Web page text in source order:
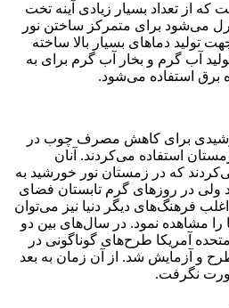
بسیار زیادی آینه تخت
برای متمرکز ساختن نور
بسیار بالا ساخته
و بخار آب گرم برای به
می‌شود.
برای کاهش مصرف چوب در
می‌کردند. آنان
در زمستان نور خورشید به
گرم تابستان فضای
دیگر دنیا نیز می‌توان
نمود. در سال‌های بین دو
طرح‌های گوناگونی در
شد. از آن زمان به بعد